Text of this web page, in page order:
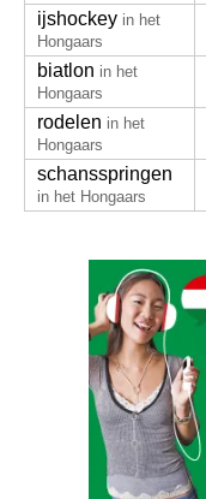
ijshockey in het
Hongaars
biatlon in het
Hongaars
rodelen in het
Hongaars
schansspringen
in het Hongaars